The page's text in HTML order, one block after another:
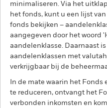
minimaliseren. Via het
het fonds, kunt u een lijst
fonds bekijken –
aangegeven door het woord
aandelenklasse. Daarnaast
aandelenklassen met
verkrijgbaar bij de
In de mate waarin het
te reduceren, ontvangt het
verbonden inkomsten en